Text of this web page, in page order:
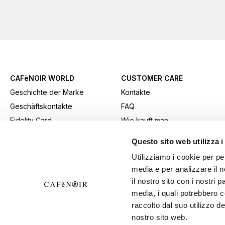
Questo sito web utilizza i
Utilizziamo i cookie per
media e per analizzare il
il nostro sito con i nostri
media, i quali potrebbero
raccolto dal suo utilizzo
nostro sito web.
CAFèNOIR WORLD
Geschichte der Marke
Geschäftskontakte
Fidelity Card
CUSTOMER CARE
Kontakte
FAQ
Wie kauft man
Versand
Rücksendungen und
Widerrufe
Allgemeine
Verkaufsbedingungen
Widerrufsrecht ausüben